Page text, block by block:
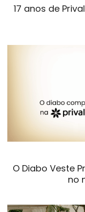
17 anos de
O Diabo Veste
no